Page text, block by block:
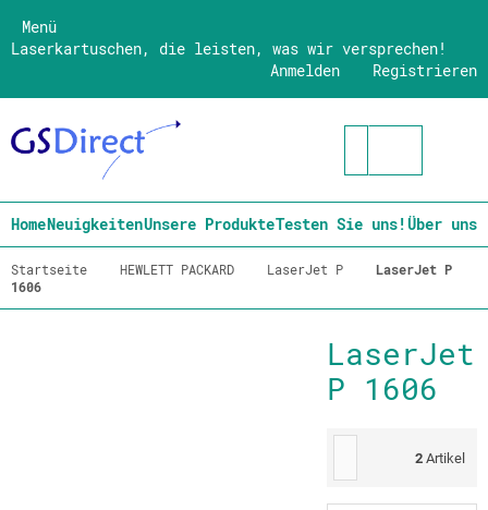
Menü
Laserkartuschen, die leisten, was wir versprechen!
Registrieren
Anmelden
HomeNeuigkeitenUnsere ProdukteTesten Sie uns!Über uns
Startseite HEWLETT PACKARD LaserJet P
LaserJet P
1606
LaserJet
P 1606
2 Artikel